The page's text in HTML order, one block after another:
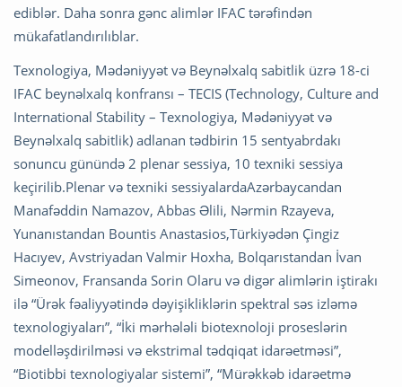
ediblər. Daha sonra gənc alimlər IFAC tərəfindən
mükafatlandırılıblar.
Texnologiya, Mədəniyyət və Beynəlxalq sabitlik üzrə 18-ci
IFAC beynəlxalq konfransı – TECIS (Technology, Culture and
International Stability – Texnologiya, Mədəniyyət və
Beynəlxalq sabitlik) adlanan tədbirin 15 sentyabrdakı
sonuncu günündə 2 plenar sessiya, 10 texniki sessiya
keçirilib.Plenar və texniki sessiyalardaAzərbaycandan
Manafəddin Namazov, Abbas Əlili, Nərmin Rzayeva,
Yunanıstandan Bountis Anastasios,Türkiyədən Çingiz
Hacıyev, Avstriyadan Valmir Hoxha, Bolqarıstandan İvan
Simeonov, Fransanda Sorin Olaru və digər alimlərin iştirakı
ilə “Ürək fəaliyyətində dəyişikliklərin spektral səs izləmə
texnologiyaları”, “İki mərhələli biotexnoloji proseslərin
modelləşdirilməsi və ekstrimal tədqiqat idarəetməsi”,
“Biotibbi texnologiyalar sistemi”, “Mürəkkəb idarəetmə